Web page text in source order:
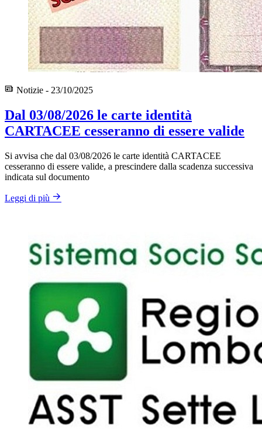
Notizie - 23/10/2025
Dal 03/08/2026 le carte identità
CARTACEE cesseranno di essere valide
Si avvisa che dal 03/08/2026 le carte identità CARTACEE
cesseranno di essere valide, a prescindere dalla scadenza successiva
indicata sul documento
Leggi di più